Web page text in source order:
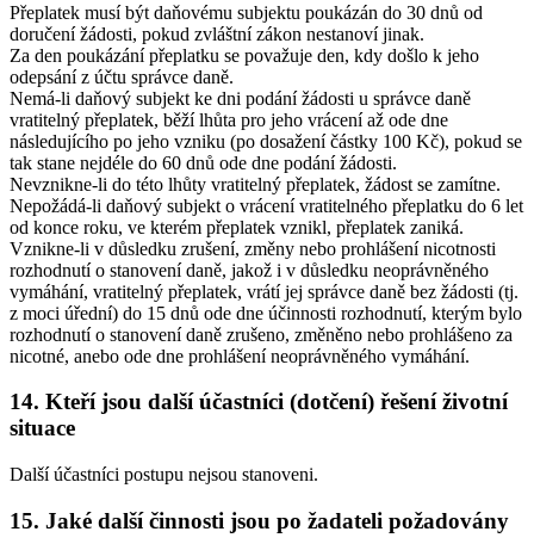
Přeplatek musí být daňovému subjektu poukázán do 30 dnů od
doručení žádosti, pokud zvláštní zákon nestanoví jinak.
Za den poukázání přeplatku se považuje den, kdy došlo k jeho
odepsání z účtu správce daně.
Nemá-li daňový subjekt ke dni podání žádosti u správce daně
vratitelný přeplatek, běží lhůta pro jeho vrácení až ode dne
následujícího po jeho vzniku (po dosažení částky 100 Kč), pokud se
tak stane nejdéle do 60 dnů ode dne podání žádosti.
Nevznikne-li do této lhůty vratitelný přeplatek, žádost se zamítne.
Nepožádá-li daňový subjekt o vrácení vratitelného přeplatku do 6 let
od konce roku, ve kterém přeplatek vznikl, přeplatek zaniká.
Vznikne-li v důsledku zrušení, změny nebo prohlášení nicotnosti
rozhodnutí o stanovení daně, jakož i v důsledku neoprávněného
vymáhání, vratitelný přeplatek, vrátí jej správce daně bez žádosti (tj.
z moci úřední) do 15 dnů ode dne účinnosti rozhodnutí, kterým bylo
rozhodnutí o stanovení daně zrušeno, změněno nebo prohlášeno za
nicotné, anebo ode dne prohlášení neoprávněného vymáhání.
14. Kteří jsou další účastníci (dotčení) řešení životní
situace
Další účastníci postupu nejsou stanoveni.
15. Jaké další činnosti jsou po žadateli požadovány